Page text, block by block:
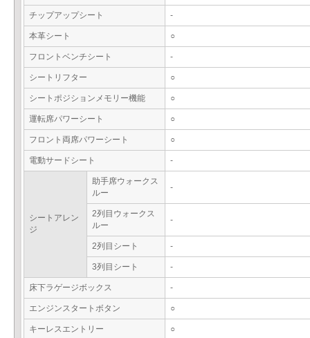
チップアップシート -
本革シート ○
フロントベンチシート -
シートリフター ○
シートポジションメモリー機能 ○
運転席パワーシート ○
フロント両席パワーシート ○
電動サードシート -
シートアレン
ジ
助手席ウォークス
ルー
-
2列目ウォークス
ルー
-
2列目シート -
3列目シート -
床下ラゲージボックス -
エンジンスタートボタン ○
キーレスエントリー ○